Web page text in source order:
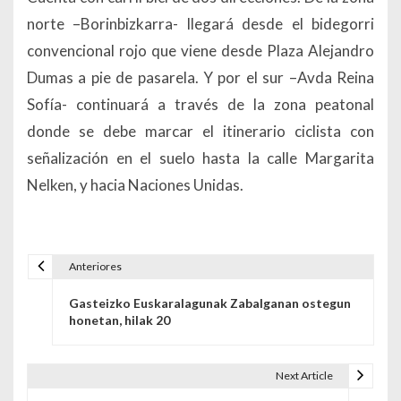
norte –Borinbizkarra- llegará desde el bidegorri
convencional rojo que viene desde Plaza Alejandro
Dumas a pie de pasarela. Y por el sur –Avda Reina
Sofía- continuará a través de la zona peatonal
donde se debe marcar el itinerario ciclista con
señalización en el suelo hasta la calle Margarita
Nelken, y hacia Naciones Unidas.
Anteriores
Gasteizko Euskaralagunak Zabalganan ostegun
honetan, hilak 20
Next Article